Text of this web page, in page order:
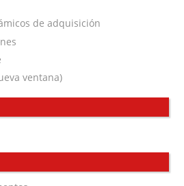
de adquisición
ventana)